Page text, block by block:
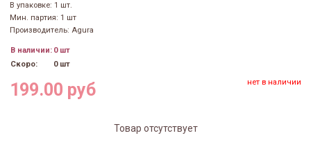
В упаковке: 1 шт.
Мин. партия: 1 шт
Производитель: Agura
В наличии: 0 шт
Скоро:
0 шт
199.00 руб нет в наличии
Товар отсутствует